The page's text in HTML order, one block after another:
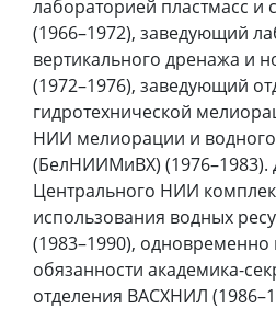
лабораторией пластмасс и
(1966–1972), заведующий
вертикального дренажа и
(1972–1976), заведующий
гидротехнической
НИИ мелиорации и водного
(БелНИИМиВХ) (1976–1983).
Центрального НИИ
использования водных
(1983–1990),
обязанности академика-
отделения ВАСХНИЛ